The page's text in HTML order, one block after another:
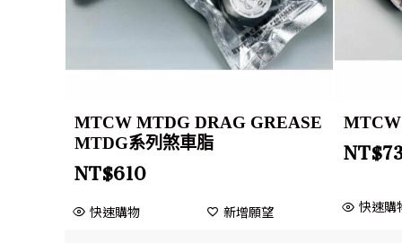
MTCW MTDG DRAG GREASE
MTDG系列煞車脂
NT$610
快速購物 新增願望
NT$
快速購